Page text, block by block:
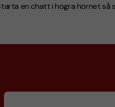
en chatt i högra hörnet så